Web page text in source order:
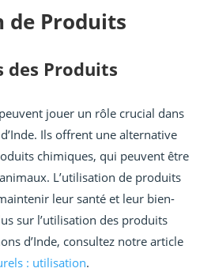
de Produits
des Produits
jouer un rôle crucial dans
Ils offrent une alternative
chimiques, qui peuvent être
L’utilisation de produits
leur santé et leur bien-
sur l’utilisation des produits
d’Inde, consultez notre article
: utilisation.